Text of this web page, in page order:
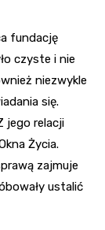
fundację
czyste i nie
niezwykle
się.
jego relacji
Życia.
zajmuje
ustalić